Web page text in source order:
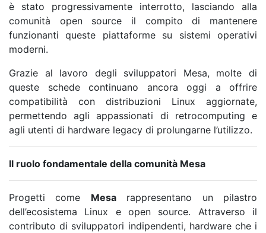
è stato progressivamente interrotto, lasciando alla
comunità open source il compito di mantenere
funzionanti queste piattaforme su sistemi operativi
moderni.
Grazie al lavoro degli sviluppatori Mesa, molte di
queste schede continuano ancora oggi a offrire
compatibilità con distribuzioni Linux aggiornate,
permettendo agli appassionati di retrocomputing e
agli utenti di hardware legacy di prolungarne l’utilizzo.
Il ruolo fondamentale della comunità Mesa
Progetti come Mesarappresentano un pilastro
dell’ecosistema Linux e open source. Attraverso il
contributo di sviluppatori indipendenti, hardware che i